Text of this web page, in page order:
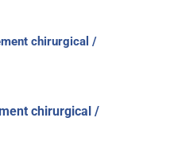
chirurgical /